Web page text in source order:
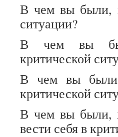
В чем вы были,
ситуации?
В чем вы
критической
В чем вы были,
критической
В чем вы были,
вести себя в